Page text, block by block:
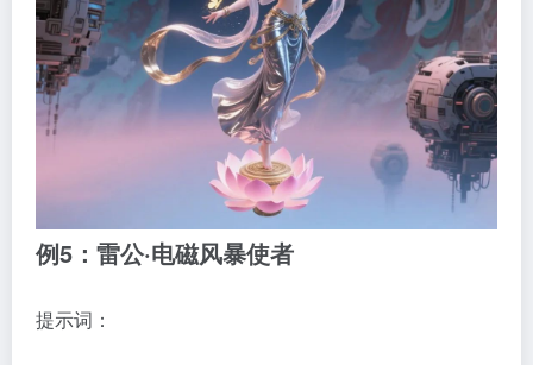
例5：雷公·电磁风暴使者
提示词：